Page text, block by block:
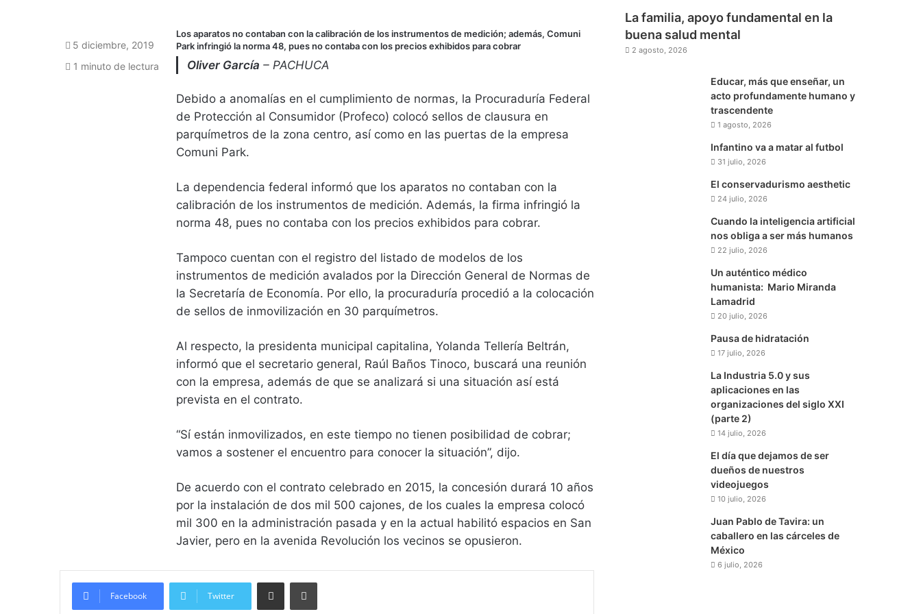
Los aparatos no contaban con la calibración de los instrumentos de medición; además, Comuni
Park infringió la norma 48, pues no contaba con los precios exhibidos para cobrar
Oliver García – PACHUCA
Debido a anomalías en el cumplimiento de normas, la Procuraduría Federal
de Protección al Consumidor (Profeco) colocó sellos de clausura en
parquímetros de la zona centro, así como en las puertas de la empresa
Comuni Park.
La dependencia federal informó que los aparatos no contaban con la
calibración de los instrumentos de medición. Además, la firma infringió la
norma 48, pues no contaba con los precios exhibidos para cobrar.
Tampoco cuentan con el registro del listado de modelos de los
instrumentos de medición avalados por la Dirección General de Normas de
la Secretaría de Economía. Por ello, la procuraduría procedió a la colocación
de sellos de inmovilización en 30 parquímetros.
Al respecto, la presidenta municipal capitalina, Yolanda Tellería Beltrán,
informó que el secretario general, Raúl Baños Tinoco, buscará una reunión
con la empresa, además de que se analizará si una situación así está
prevista en el contrato.
“Sí están inmovilizados, en este tiempo no tienen posibilidad de cobrar;
vamos a sostener el encuentro para conocer la situación”, dijo.
De acuerdo con el contrato celebrado en 2015, la concesión durará 10 años
por la instalación de dos mil 500 cajones, de los cuales la empresa colocó
mil 300 en la administración pasada y en la actual habilitó espacios en San
Javier, pero en la avenida Revolución los vecinos se opusieron.
5 diciembre, 2019
1 minuto de lectura
Facebook Twitter
Compartir vía email Imprimir
La familia, apoyo fundamental en la
buena salud mental
2 agosto, 2026
Educar, más que enseñar, un
acto profundamente humano y
trascendente
1 agosto, 2026
Infantino va a matar al futbol
31 julio, 2026
El conservadurismo aesthetic
24 julio, 2026
Cuando la inteligencia artificial
nos obliga a ser más humanos
22 julio, 2026
Un auténtico médico
humanista: Mario Miranda
Lamadrid
20 julio, 2026
Pausa de hidratación
17 julio, 2026
La Industria 5.0 y sus
aplicaciones en las
organizaciones del siglo XXI
(parte 2)
14 julio, 2026
El día que dejamos de ser
dueños de nuestros
videojuegos
10 julio, 2026
Juan Pablo de Tavira: un
caballero en las cárceles de
México
6 julio, 2026